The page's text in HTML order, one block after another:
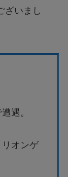
ざいまし
遇。
リオンゲ